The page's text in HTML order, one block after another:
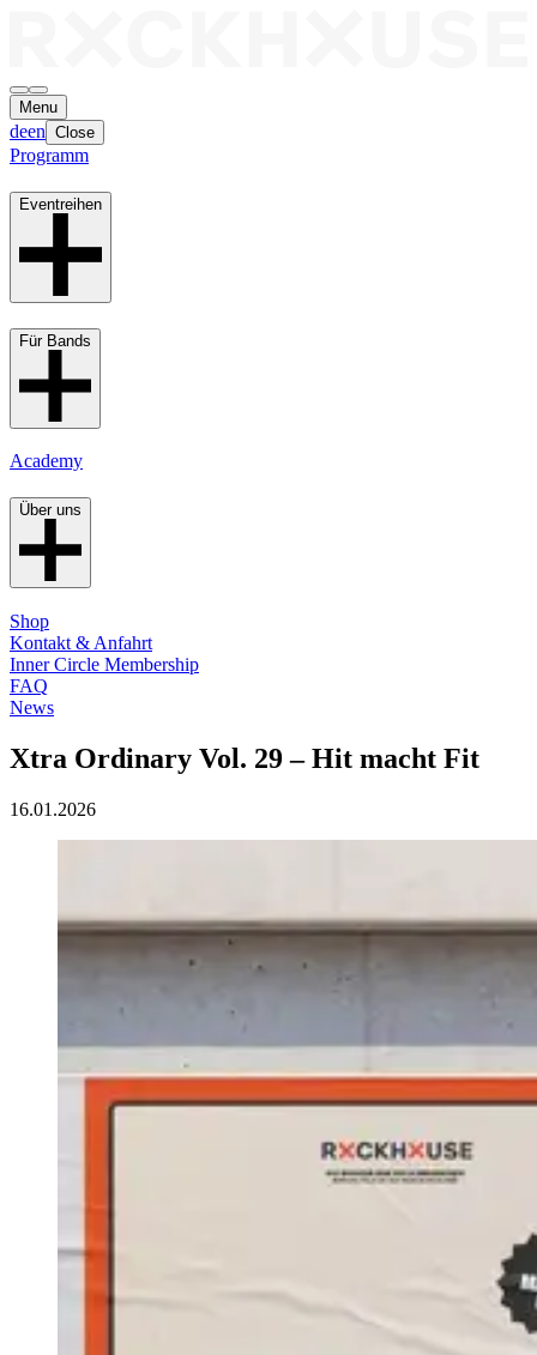
Menu
deen Close
Programm
Eventreihen
Für Bands
Academy
Über uns
Shop
Kontakt & Anfahrt
Inner Circle Membership
FAQ
News
Xtra Ordinary Vol. 29 – Hit macht Fit
16.01.2026